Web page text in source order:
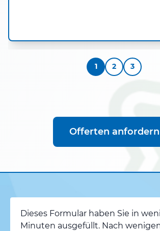
1 2 3
Offerten anfordern
Dieses Formular haben Sie in
Minuten ausgefüllt. Nach